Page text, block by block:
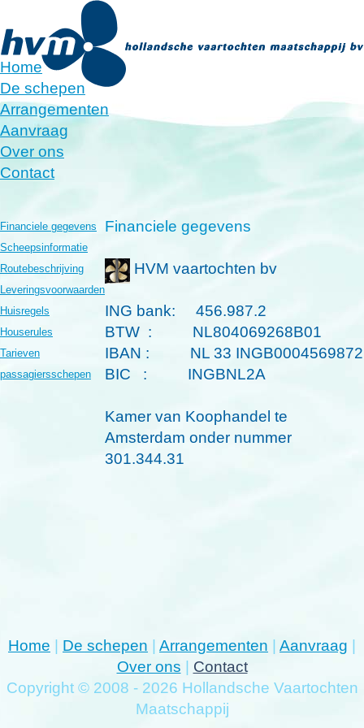
Home
De schepen
Arrangementen
Aanvraag
Over ons
Contact
Financiele gegevens
Scheepsinformatie
Routebeschrijving
Leveringsvoorwaarden
Huisregels
Houserules
Tarieven
passagiersschepen
Financiele gegevens
HVM vaartochten bv
ING bank: 456.987.2
BTW : NL804069268B01
IBAN : NL 33 INGB0004569872
BIC : INGBNL2A
Kamer van Koophandel te
Amsterdam onder nummer
301.344.31
Home | De schepen | Arrangementen | Aanvraag |
Over ons | Contact
Copyright © 2008 - 2026 Hollandsche Vaartochten
Maatschappij